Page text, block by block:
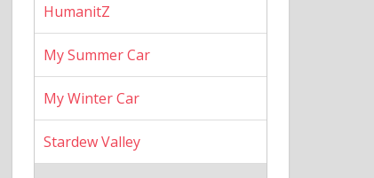
HumanitZ
My Summer Car
My Winter Car
Stardew Valley